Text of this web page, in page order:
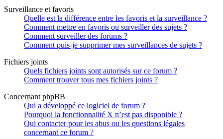
Surveillance et favoris
Quelle est la différence entre les favoris et la surveillance ?
Comment mettre en favoris ou surveiller des sujets ?
Comment surveiller des forums ?
Comment puis-je supprimer mes surveillances de sujets ?
Fichiers joints
Quels fichiers joints sont autorisés sur ce forum ?
Comment trouver tous mes fichiers joints ?
Concernant phpBB
Qui a développé ce logiciel de forum ?
Pourquoi la fonctionnalité X n’est pas disponible ?
Qui contacter pour les abus ou les questions légales
concernant ce forum ?